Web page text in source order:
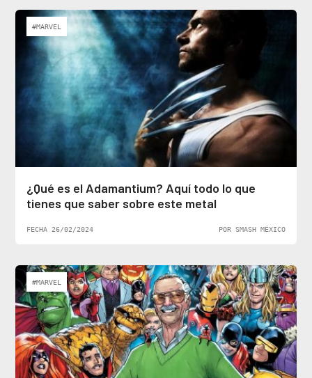
#MARVEL
¿Qué es el Adamantium? Aquí todo lo que
tienes que saber sobre este metal
FECHA 26/02/2024 POR SMASH MÉXICO
#MARVEL